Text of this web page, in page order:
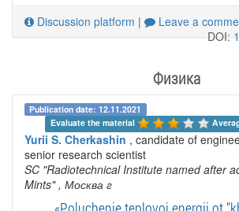
Discussion platform |
Leave a
DOI:
Физика
Publication date: 12.11.2021
Evaluate the material
Yurii S. Cherkashin , candidate of
senior research scientist
SC "Radiotechnical Institute named after
Mints" , Москва г